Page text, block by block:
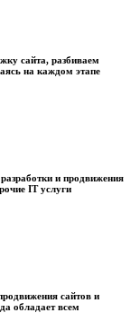
сайта, разбиваем
на каждом этапе
и продвижения
IT услуги
сайтов и
обладает всем